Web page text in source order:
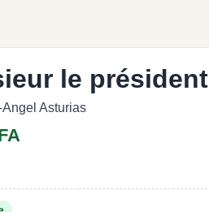
le président
Asturias